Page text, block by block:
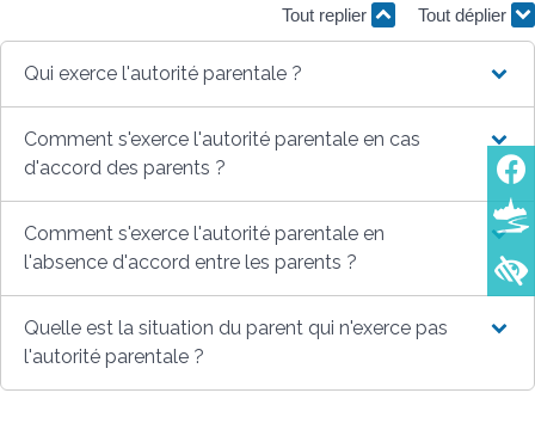
Tout replier Tout déplier
Qui exerce l'autorité parentale ?
Comment s'exerce l'autorité parentale en cas
d'accord des parents ?
Comment s'exerce l'autorité parentale en
l'absence d'accord entre les parents ?
Quelle est la situation du parent qui n'exerce pas
l'autorité parentale ?